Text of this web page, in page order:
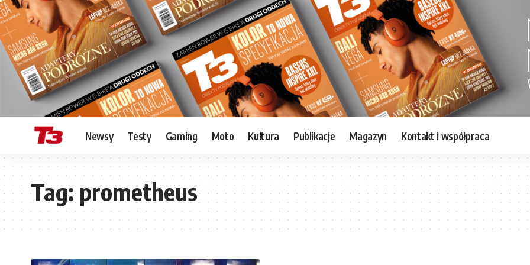
Newsy Testy Gaming Moto Kultura Publikacje Magazyn Kontakt i współpraca
Tag:prometheus